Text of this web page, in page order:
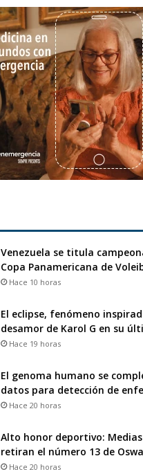
Venezuela se titula
Copa Panamericana de
Hace 10 horas
El eclipse, fenómeno
desamor de Karol G en su
Hace 19 horas
El genoma humano se
datos para detección de
Hace 20 horas
Alto honor deportivo:
retiran el número 13 de
Hace 20 horas